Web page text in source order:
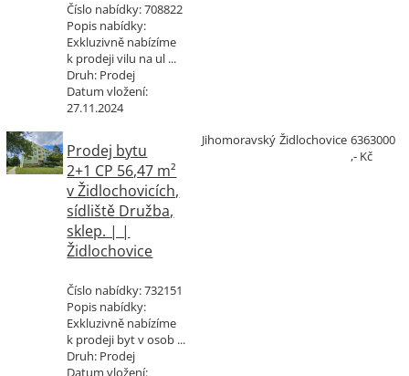
Číslo nabídky:708822
Popis nabídky:
Exkluzivně nabízíme
k prodeji vilu na ul ...
Druh: Prodej
Datum vložení:
27.11.2024
Prodej bytu
2+1 CP 56,47 m²
v Židlochovicích,
sídliště Družba,
sklep. | |
Židlochovice
Číslo nabídky:732151
Popis nabídky:
Exkluzivně nabízíme
k prodeji byt v osob ...
Druh: Prodej
Datum vložení:
Jihomoravský Židlochovice 6363000
,- Kč